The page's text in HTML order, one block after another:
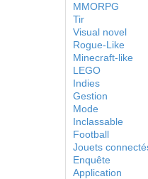
MMORPG
Tir
Visual novel
Rogue-Like
Minecraft-like
LEGO
Indies
Gestion
Mode
Inclassable
Football
Jouets
Enquête
Application